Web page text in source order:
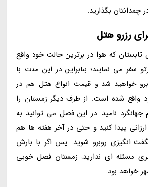
بگذارید.
رزرو هتل
تابستان که هوا در برترین حالت خود واقع
سفر می نمایند؛ بنابراین در این مدت با
خواهید شد و قیمت انواع هتل هم در
واقع شده است. از طرف دیگر زمستان را
نامید. در این فصل می توانید به
پیدا کنید و حتی در آخر هفته ها هم
انگیزی روبرو شوید. پس اگر با بارش
مسئله ای ندارید، زمستان فصل خوبی
خواهد بود.